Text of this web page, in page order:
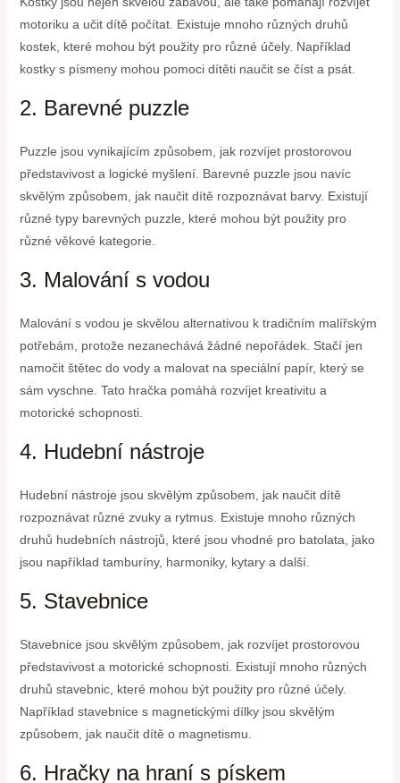
motoriku a učit dítě počítat. Existuje mnoho různých druhů
kostek, které mohou být použity pro různé účely. Například
kostky s písmeny mohou pomoci dítěti naučit se číst a psát.
2. Barevné puzzle
Puzzle jsou vynikajícím způsobem, jak rozvíjet prostorovou
představivost a logické myšlení. Barevné puzzle jsou navíc
skvělým způsobem, jak naučit dítě rozpoznávat barvy. Existují
různé typy barevných puzzle, které mohou být použity pro
různé věkové kategorie.
3. Malování s vodou
Malování s vodou je skvělou alternativou k tradičním malířským
potřebám, protože nezanechává žádné nepořádek. Stačí jen
namočit štětec do vody a malovat na speciální papír, který se
sám vyschne. Tato hračka pomáhá rozvíjet kreativitu a
motorické schopnosti.
4. Hudební nástroje
Hudební nástroje jsou skvělým způsobem, jak naučit dítě
rozpoznávat různé zvuky a rytmus. Existuje mnoho různých
druhů hudebních nástrojů, které jsou vhodné pro batolata, jako
jsou například tamburíny, harmoniky, kytary a další.
5. Stavebnice
Stavebnice jsou skvělým způsobem, jak rozvíjet prostorovou
představivost a motorické schopnosti. Existují mnoho různých
druhů stavebnic, které mohou být použity pro různé účely.
Například stavebnice s magnetickými dílky jsou skvělým
způsobem, jak naučit dítě o magnetismu.
6. Hračky na hraní s pískem